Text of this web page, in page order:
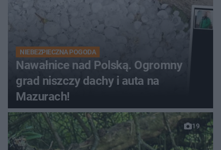
NIEBEZPIECZNA POGODA
Nawałnice nad Polską. Ogromny
grad niszczy dachy i auta na
Mazurach!
19